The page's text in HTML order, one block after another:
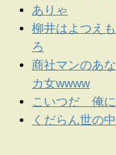
ありゃ
柳井はよつえ
ろ
商社マンのあ
カ女wwww
こいつだ 俺に
くだらん世の